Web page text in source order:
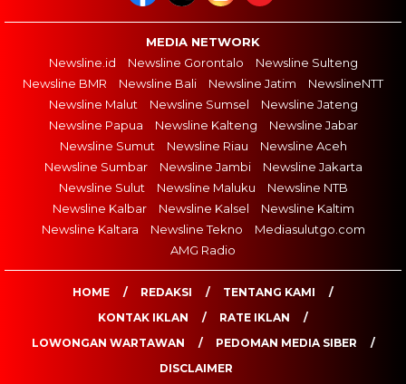
MEDIA NETWORK
Newsline.id
Newsline Gorontalo
Newsline Sulteng
Newsline BMR
Newsline Bali Newsline Jatim
NewslineNTT
Newsline Malut
Newsline Sumsel
Newsline Jateng
Newsline Papua
Newsline Kalteng
Newsline Jabar
Newsline Sumut
Newsline Riau
Newsline Aceh
Newsline Sumbar
Newsline Jambi
Newsline Jakarta
Newsline Sulut
Newsline Maluku
Newsline NTB
Newsline Kalbar
Newsline Kalsel
Newsline Kaltim
Newsline Kaltara
Newsline Tekno
Mediasulutgo.com
AMG Radio
HOME REDAKSI
TENTANG KAMI
KONTAK IKLAN
RATE IKLAN
LOWONGAN WARTAWAN
PEDOMAN MEDIA SIBER
DISCLAIMER